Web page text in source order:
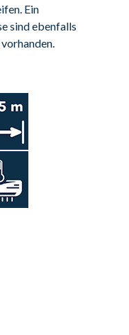
Ein
sind ebenfalls